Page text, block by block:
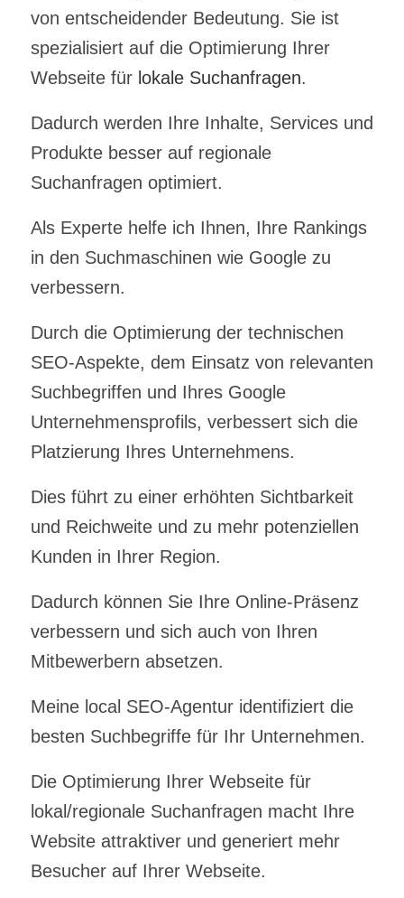
von entscheidender Bedeutung. Sie ist
spezialisiert auf die Optimierung Ihrer
Webseite für lokale Suchanfragen.
Dadurch werden Ihre Inhalte, Services und
Produkte besser auf regionale
Suchanfragen optimiert.
Als Experte helfe ich Ihnen, Ihre Rankings
in den Suchmaschinen wie Google zu
verbessern.
Durch die Optimierung der technischen
SEO-Aspekte, dem Einsatz von relevanten
Suchbegriffen und Ihres Google
Unternehmensprofils, verbessert sich die
Platzierung Ihres Unternehmens.
Dies führt zu einer erhöhten Sichtbarkeit
und Reichweite und zu mehr potenziellen
Kunden in Ihrer Region.
Dadurch können Sie Ihre Online-Präsenz
verbessern und sich auch von Ihren
Mitbewerbern absetzen.
Meine local SEO-Agentur identifiziert die
besten Suchbegriffe für Ihr Unternehmen.
Die Optimierung Ihrer Webseite für
lokal/regionale Suchanfragen macht Ihre
Website attraktiver und generiert mehr
Besucher auf Ihrer Webseite.